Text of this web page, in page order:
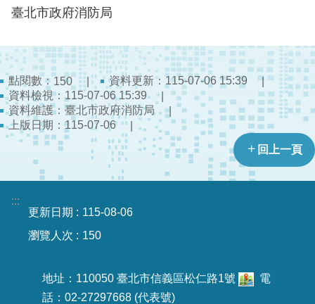
光
法
專
區
揭
弊
者
個
臺北市政府消防局
點閱數：150
資料更新：115-07-06 15:39
資料檢視：115-07-06 15:39
資料維護：臺北市政府消防局
上版日期：115-07-06
回上一頁
:::
更新日期
115-08-06
瀏覽人次
150
地址：110050 臺北市信義區松仁路1號
電
話：02-27297668 (代表號)